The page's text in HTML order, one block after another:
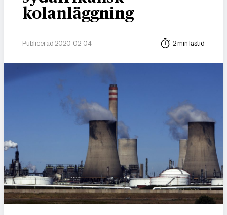
kolanläggning
Publicerad 2020-02-04 2 min lästid